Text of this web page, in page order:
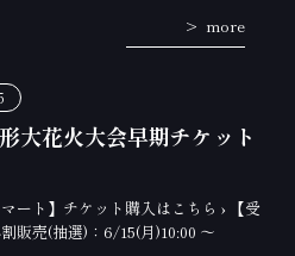
more
大花火大会早期チケット
マート】チケット購入はこちら › 【受
販売(抽選)：6/15(月)10:00 ～